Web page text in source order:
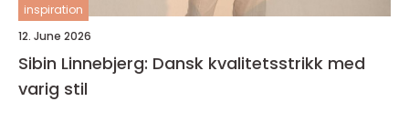
inspiration
12. June 2026
Sibin Linnebjerg: Dansk kvalitetsstrikk med
varig stil